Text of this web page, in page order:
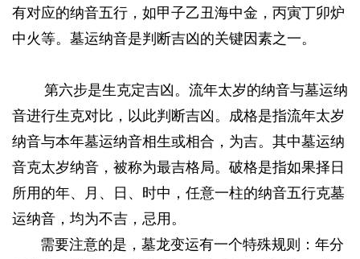
有对应的纳音五行，如甲子乙丑海中金，丙寅丁卯炉
中火等。墓运纳音是判断吉凶的关键因素之一。
第六步是生克定吉凶。流年太岁的纳音与墓运纳
音进行生克对比，以此判断吉凶。成格是指流年太岁
纳音与本年墓运纳音相生或相合，为吉。其中墓运纳
音克太岁纳音，被称为最吉格局。破格是指如果择日
所用的年、月、日、时中，任意一柱的纳音五行克墓
运纳音，均为不吉，忌用。
需要注意的是，墓龙变运有一个特殊规则：年分